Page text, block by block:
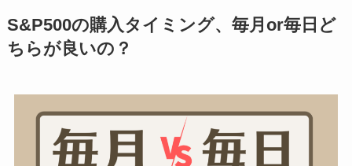
S&P500の購入タイミング、毎月or毎日ど
ちらが良いの？